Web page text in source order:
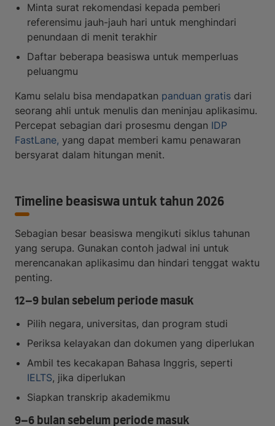
Minta surat rekomendasi kepada pemberi
referensimu jauh-jauh hari untuk menghindari
penundaan di menit terakhir
Daftar beberapa beasiswa untuk memperluas
peluangmu
Kamu selalu bisa mendapatkan panduan gratis dari
seorang ahli untuk menulis dan meninjau aplikasimu.
Percepat sebagian dari prosesmu dengan IDP
FastLane, yang dapat memberi kamu penawaran
bersyarat dalam hitungan menit.
Timeline beasiswa untuk tahun 2026
Sebagian besar beasiswa mengikuti siklus tahunan
yang serupa. Gunakan contoh jadwal ini untuk
merencanakan aplikasimu dan hindari tenggat waktu
penting.
12–9 bulan sebelum periode masuk
Pilih negara, universitas, dan program studi
Periksa kelayakan dan dokumen yang diperlukan
Ambil tes kecakapan Bahasa Inggris, seperti
IELTS, jika diperlukan
Siapkan transkrip akademikmu
9–6 bulan sebelum periode masuk